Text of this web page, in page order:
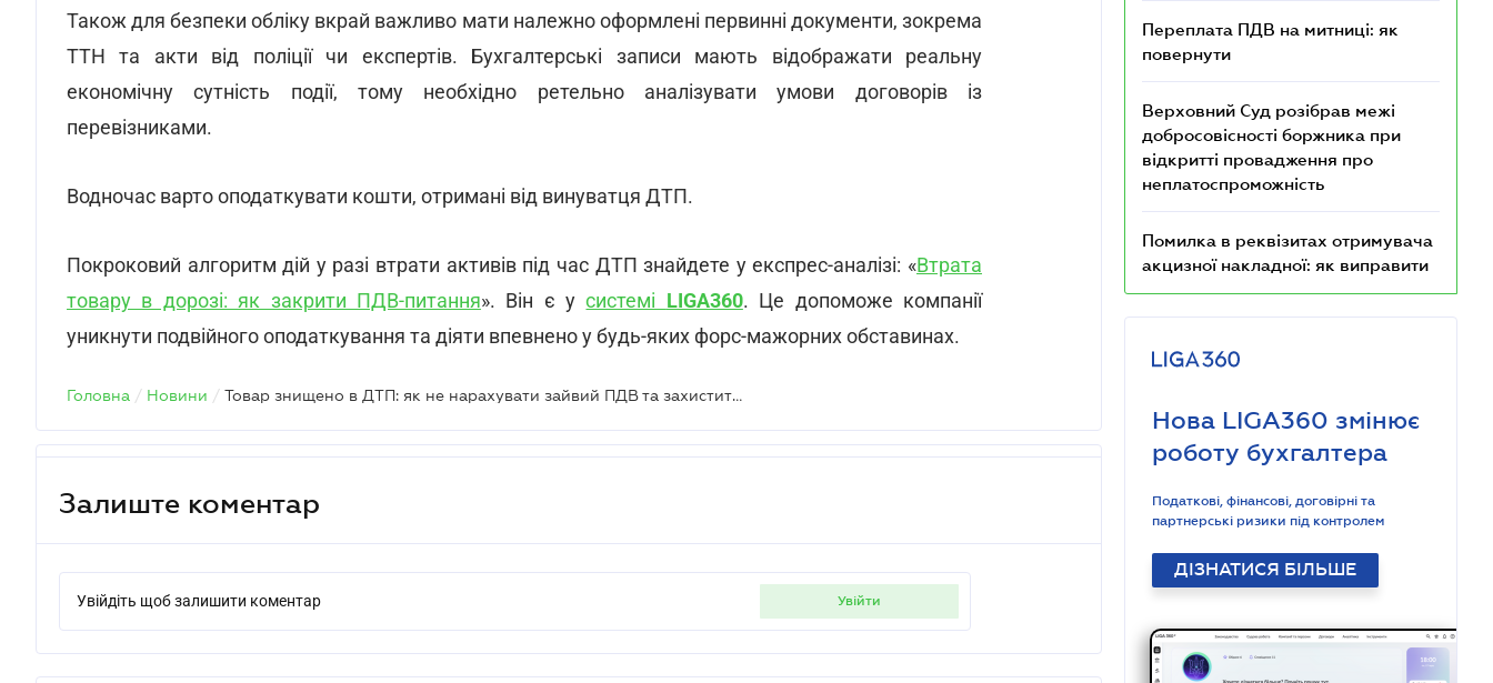
Також для безпеки обліку вкрай важливо мати належно оформлені первинні документи, зокрема
ТТН та акти від поліції чи експертів. Бухгалтерські записи мають відображати реальну
економічну сутність події, тому необхідно ретельно аналізувати умови договорів із
перевізниками.
Водночас варто оподаткувати кошти, отримані від винуватця ДТП.
Покроковий алгоритм дій у разі втрати активів під час ДТП знайдете у експрес-аналізі: «Втрата
товару в дорозі: як закрити ПДВ-питання». Він є усистемі LIGA360. Це допоможе компанії
уникнути подвійного оподаткування та діяти впевнено у будь-яких форс-мажорних обставинах.
Головна / Новини / Товар знищено в ДТП: як не нарахувати зайвий ПДВ та захистити податковий кредит
Залиште коментар
Увійдіть щоб залишити коментар увійти
Переплата ПДВ на митниці: як
повернути
Верховний Суд розібрав межі
добросовісності боржника при
відкритті провадження про
неплатоспроможність
Помилка в реквізитах отримувача
акцизної накладної: як виправити
Нова LIGA360 змінює
роботу бухгалтера
Податкові, фінансові, договірні та
партнерські ризики під контролем
ДІЗНАТИСЯ БІЛЬШЕ